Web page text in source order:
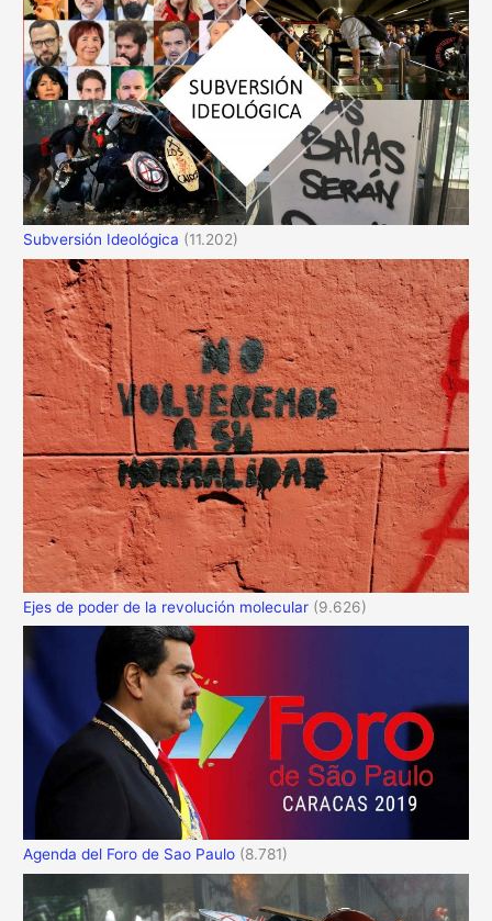
Subversión Ideológica (11.202)
Ejes de poder de la revolución molecular (9.626)
Agenda del Foro de Sao Paulo (8.781)